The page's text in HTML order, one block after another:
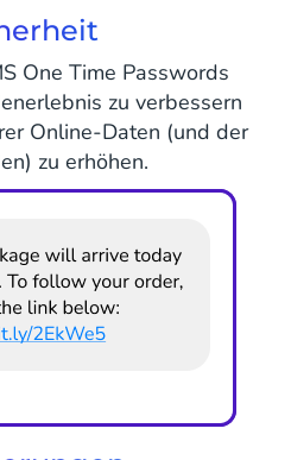
One Time Passwords
zu verbessern
Online-Daten (und der
zu erhöhen.